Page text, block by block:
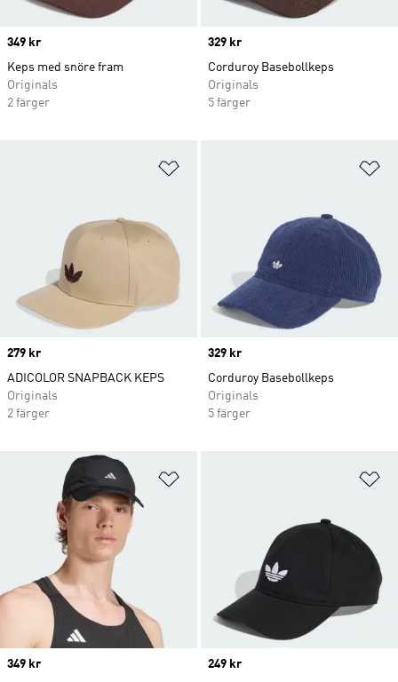
Price
349 kr
Keps med snöre fram
Originals
2 färger
Price
329 kr
Corduroy Basebollkeps
Originals
5 färger
Price
279 kr
ADICOLOR SNAPBACK KEPS
Originals
2 färger
Price
329 kr
Corduroy Basebollkeps
Originals
5 färger
Price
349 kr
Price
249 kr